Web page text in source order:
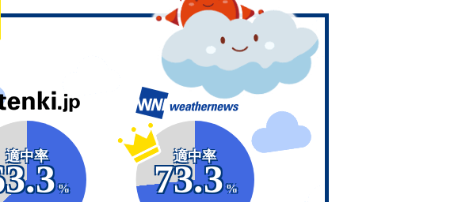
適中率
%
適中率
73.3
%